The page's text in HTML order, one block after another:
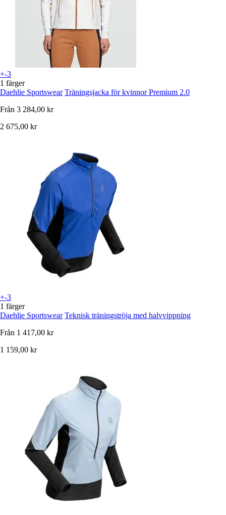
+-3
1 färger
Daehlie Sportswear Träningsjacka för kvinnor Premium 2.0
Från 3 284,00 kr
2 675,00 kr
+-3
1 färger
Daehlie Sportswear Teknisk träningströja med halvvippning
Från 1 417,00 kr
1 159,00 kr